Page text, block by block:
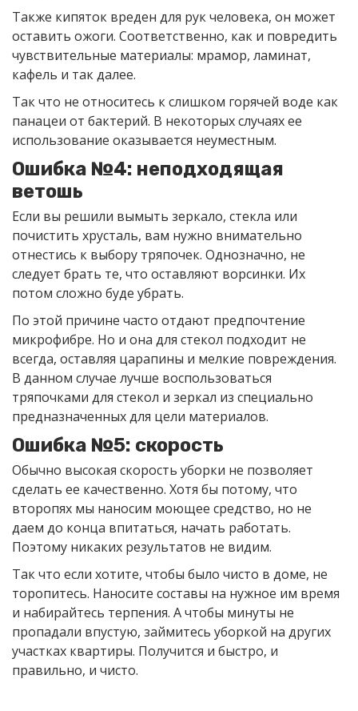
Также кипяток вреден для рук человека, он может
оставить ожоги. Соответственно, как и повредить
чувствительные материалы: мрамор, ламинат,
кафель и так далее.
Так что не относитесь к слишком горячей воде как
панацеи от бактерий. В некоторых случаях ее
использование оказывается неуместным.
Ошибка №4: неподходящая
ветошь
Если вы решили вымыть зеркало, стекла или
почистить хрусталь, вам нужно внимательно
отнестись к выбору тряпочек. Однозначно, не
следует брать те, что оставляют ворсинки. Их
потом сложно буде убрать.
По этой причине часто отдают предпочтение
микрофибре. Но и она для стекол подходит не
всегда, оставляя царапины и мелкие повреждения.
В данном случае лучше воспользоваться
тряпочками для стекол и зеркал из специально
предназначенных для цели материалов.
Ошибка №5: скорость
Обычно высокая скорость уборки не позволяет
сделать ее качественно. Хотя бы потому, что
второпях мы наносим моющее средство, но не
даем до конца впитаться, начать работать.
Поэтому никаких результатов не видим.
Так что если хотите, чтобы было чисто в доме, не
торопитесь. Наносите составы на нужное им время
и набирайтесь терпения. А чтобы минуты не
пропадали впустую, займитесь уборкой на других
участках квартиры. Получится и быстро, и
правильно, и чисто.